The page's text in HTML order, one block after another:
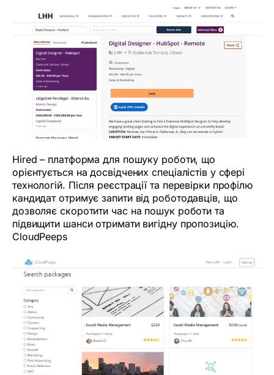
Hired – платформа для пошуку роботи, що
орієнтується на досвідчених спеціалістів у сфері
технологій. Після реєстрації та перевірки профілю
кандидат отримує запити від роботодавців, що
дозволяє скоротити час на пошук роботи та
підвищити шанси отримати вигідну пропозицію.
CloudPeeps